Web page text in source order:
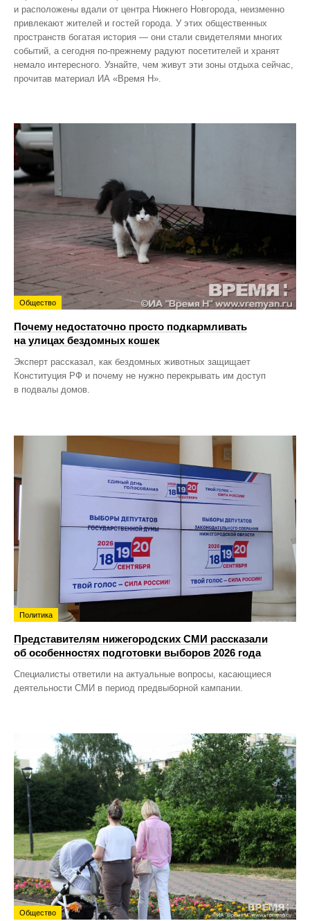
и расположены вдали от центра Нижнего Новгорода, неизменно
привлекают жителей и гостей города. У этих общественных
пространств богатая история — они стали свидетелями многих
событий, а сегодня по‑прежнему радуют посетителей и хранят
немало интересного. Узнайте, чем живут эти зоны отдыха сейчас,
прочитав материал ИА «Время Н».
Общество
Почему недостаточно просто подкармливать
на улицах бездомных кошек
Эксперт рассказал, как бездомных животных защищает
Конституция РФ и почему не нужно перекрывать им доступ
в подвалы домов.
Политика
Представителям нижегородских СМИ рассказали
об особенностях подготовки выборов 2026 года
Специалисты ответили на актуальные вопросы, касающиеся
деятельности СМИ в период предвыборной кампании.
Общество